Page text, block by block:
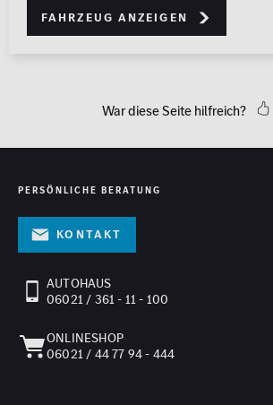
Fahrzeug anzeigen
War diese Seite hilfreich?
PERSÖNLICHE BERATUNG
Kontakt
AUTOHAUS
06021 / 361 - 11 - 100
ONLINESHOP
06021 / 44 77 94 - 444